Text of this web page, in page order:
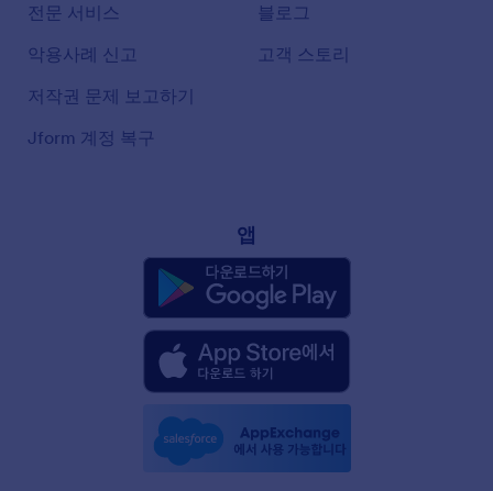
전문 서비스
악용사례 신고
저작권 문제 보고하기
Jform 계정 복구
블로그
고객 스토리
앱